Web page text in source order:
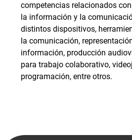
competencias relacionados
la información y la
distintos dispositivos,
la comunicación,
información, producción
para trabajo colaborativo,
programación, entre otros.